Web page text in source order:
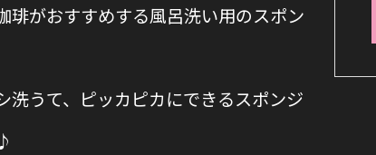
琲がおすすめする風呂洗い用のスポン
洗うて、ピッカピカにできるスポンジ